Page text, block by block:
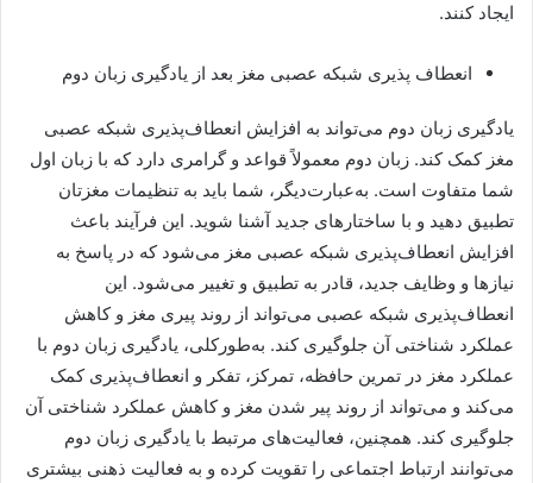
ایجاد کنند.
انعطاف پذیری شبکه عصبی مغز بعد از یادگیری زبان دوم
یادگیری زبان دوم می‌تواند به افزایش انعطاف‌پذیری شبکه عصبی
مغز کمک کند. زبان دوم معمولاً قواعد و گرامری دارد که با زبان اول
شما متفاوت است. به‌عبارت‌دیگر، شما باید به تنظیمات مغزتان
تطبیق دهید و با ساختارهای جدید آشنا شوید. این فرآیند باعث
افزایش انعطاف‌پذیری شبکه عصبی مغز می‌شود که در پاسخ به
نیازها و وظایف جدید، قادر به تطبیق و تغییر می‌شود. این
انعطاف‌پذیری شبکه عصبی می‌تواند از روند پیری مغز و کاهش
عملکرد شناختی آن جلوگیری کند. به‌طورکلی، یادگیری زبان دوم با
عملکرد مغز در تمرین حافظه، تمرکز، تفکر و انعطاف‌پذیری کمک
می‌کند و می‌تواند از روند پیر شدن مغز و کاهش عملکرد شناختی آن
جلوگیری کند. همچنین، فعالیت‌های مرتبط با یادگیری زبان دوم
می‌توانند ارتباط اجتماعی را تقویت کرده و به فعالیت ذهنی بیشتری